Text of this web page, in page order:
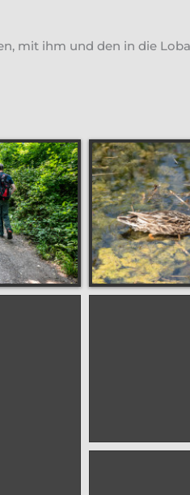
mit ihm und den in die